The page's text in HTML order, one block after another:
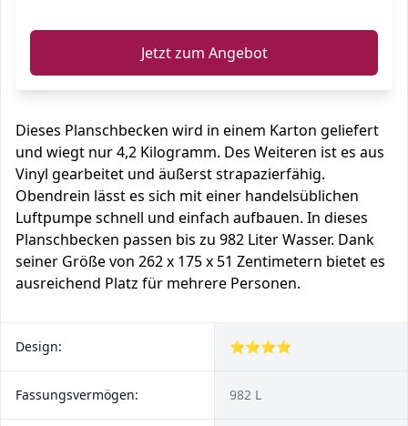
Jetzt zum Angebot
Dieses Planschbecken wird in einem Karton geliefert
und wiegt nur 4,2 Kilogramm. Des Weiteren ist es aus
Vinyl gearbeitet und äußerst strapazierfähig.
Obendrein lässt es sich mit einer handelsüblichen
Luftpumpe schnell und einfach aufbauen. In dieses
Planschbecken passen bis zu 982 Liter Wasser. Dank
seiner Größe von 262 x 175 x 51 Zentimetern bietet es
ausreichend Platz für mehrere Personen.
Design: ⭐⭐⭐⭐
Fassungsvermögen: 982 L